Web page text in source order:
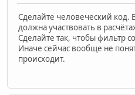
Сделайте человеческий код.
должна участвовать в
Сделайте так, чтобы фильтр
Иначе сейчас вообще не
происходит.